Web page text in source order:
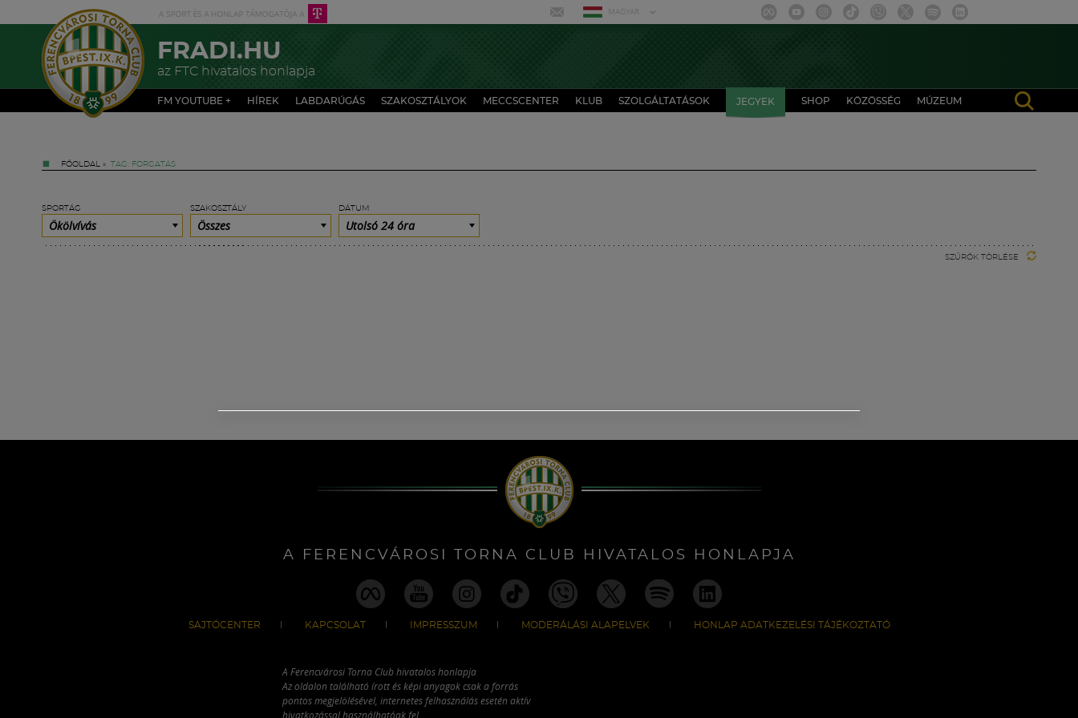
MAGYAR
FRADI.HU
az FTC hivatalos honlapja
FM YOUTUBE + HÍREK LABDARÚGÁS SZAKOSZTÁLYOK MECCSCENTER KLUB SZOLGÁLTATÁSOK JEGYEK SHOP KÖZÖSSÉG MÚZEUM
FŐOLDAL » TAG: FORGATÁS
SPORTÁG
Ökölvívás
SZAKOSZTÁLY
Összes
DÁTUM
Utolsó 24 óra
SZŰRŐK TÖRLÉSE
A FERENCVÁROSI TORNA CLUB HIVATALOS HONLAPJA
SAJTÓCENTER KAPCSOLAT IMPRESSZUM MODERÁLÁSI ALAPELVEK HONLAP ADATKEZELÉSI TÁJÉKOZTATÓ
A Ferencvárosi Torna Club hivatalos honlapja
Az oldalon található írott és képi anyagok csak a forrás
pontos megjelölésével, internetes felhasználás esetén aktív
hivatkozással használhatóak fel.